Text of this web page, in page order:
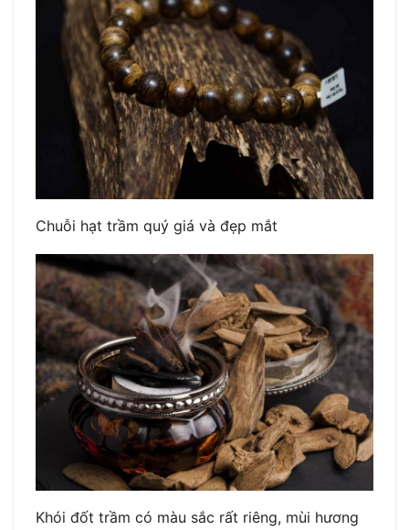
Chuỗi hạt trầm quý giá và đẹp mắt
Khói đốt trầm có màu sắc rất riêng, mùi hương